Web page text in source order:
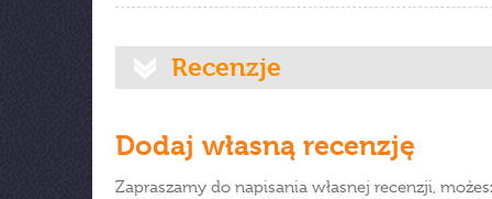
Recenzje
Dodaj własną recenzję
Zapraszamy do napisania własnej recenzji,